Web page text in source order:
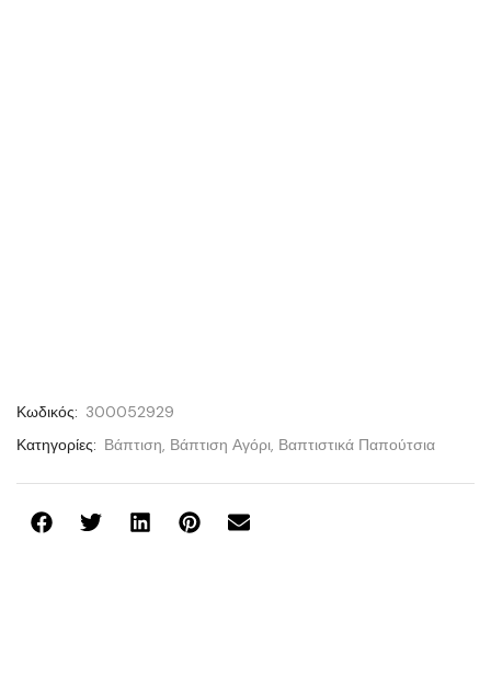
Κωδικός: 300052929
Κατηγορίες: Βάπτιση, Βάπτιση Αγόρι, Βαπτιστικά Παπούτσια